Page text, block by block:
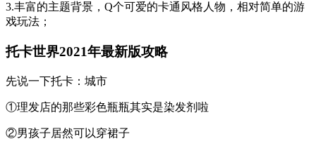
3.丰富的主题背景，Q个可爱的卡通风格人物，相对简单的游
戏玩法；
托卡世界2021年最新版攻略
先说一下托卡：城市
①理发店的那些彩色瓶瓶其实是染发剂啦
②男孩子居然可以穿裙子